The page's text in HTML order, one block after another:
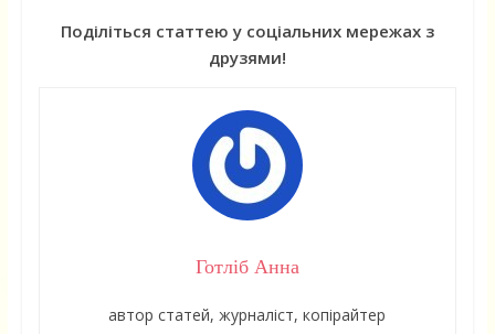
Поділіться статтею у соціальних мережах з
друзями!
Готліб Анна
автор статей, журналіст, копірайтер